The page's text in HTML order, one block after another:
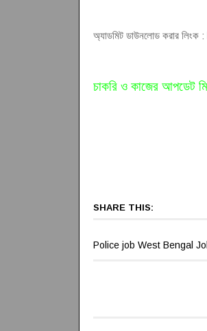
অ্যাডমিট ডাউনলোড করার
চাকরি ও কাজের আপডেট
SHARE THIS:
Police job West Bengal